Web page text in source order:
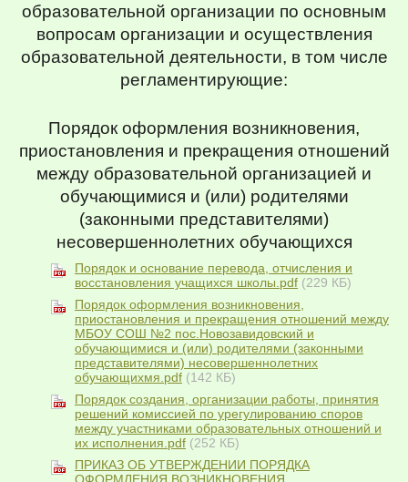
образовательной организации по основным
вопросам организации и осуществления
образовательной деятельности, в том числе
регламентирующие:
Порядок оформления возникновения,
приостановления и прекращения отношений
между образовательной организацией и
обучающимися и (или) родителями
(законными представителями)
несовершеннолетних обучающихся
Порядок и основание перевода, отчисления и
восстановления учащихся школы.pdf (229 КБ)
Порядок оформления возникновения,
приостановления и прекращения отношений между
МБОУ СОШ №2 пос.Новозавидовский и
обучающимися и (или) родителями (законными
представителями) несовершеннолетних
обучающихмя.pdf (142 КБ)
Порядок создания, организации работы, принятия
решений комиссией по урегулированию споров
между участниками образовательных отношений и
их исполнения.pdf (252 КБ)
ПРИКАЗ ОБ УТВЕРЖДЕНИИ ПОРЯДКА